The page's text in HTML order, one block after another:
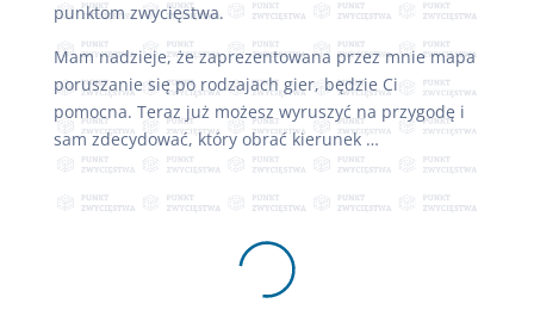
punktom zwycięstwa.
Mam nadzieje, że zaprezentowana przez mnie mapa
poruszanie się po rodzajach gier, będzie Ci
pomocna. Teraz już możesz wyruszyć na przygodę i
sam zdecydować, który obrać kierunek …